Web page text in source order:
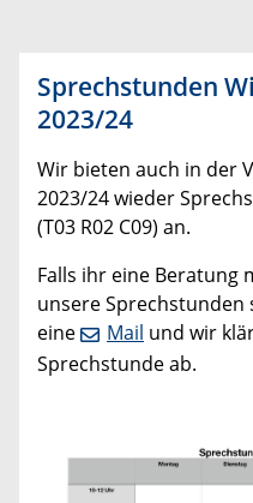
Sprechstunden
2023/24
Wir bieten auch in der
2023/24 wieder
(T03 R02 C09) an.
Falls ihr eine Beratung
unsere
eine
Mail und wir
Sprechstunde ab.